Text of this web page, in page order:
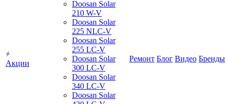
Акции
Doosan Solar
210 W-V
Doosan Solar
225 NLC-V
Doosan Solar
255 LC-V
Doosan Solar
300 LC-V
Doosan Solar
340 LC-V
Doosan Solar
Ремонт Блог Видео Бренды